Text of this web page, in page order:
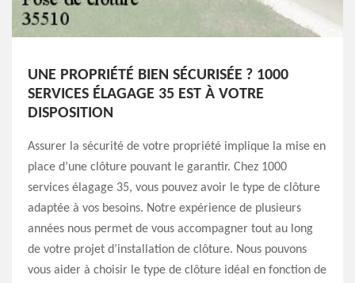
UNE PROPRIÉTÉ BIEN SÉCURISÉE ? 1000
SERVICES ÉLAGAGE 35 EST À VOTRE
DISPOSITION
Assurer la sécurité de votre propriété implique la mise en
place d’une clôture pouvant le garantir. Chez 1000
services élagage 35, vous pouvez avoir le type de clôture
adaptée à vos besoins. Notre expérience de plusieurs
années nous permet de vous accompagner tout au long
de votre projet d’installation de clôture. Nous pouvons
vous aider à choisir le type de clôture idéal en fonction de